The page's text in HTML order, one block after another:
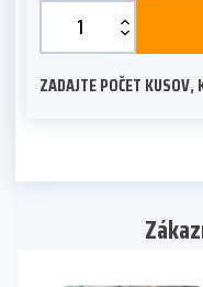
Spony
čalúnnické
80/06
quantity
ZADAJTE POČET KUSOV,